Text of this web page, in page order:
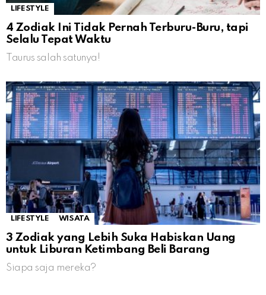
LIFESTYLE
4 Zodiak Ini Tidak Pernah Terburu-Buru, tapi
Selalu Tepat Waktu
Taurus salah satunya!
LIFESTYLE WISATA
3 Zodiak yang Lebih Suka Habiskan Uang
untuk Liburan Ketimbang Beli Barang
Siapa saja mereka?